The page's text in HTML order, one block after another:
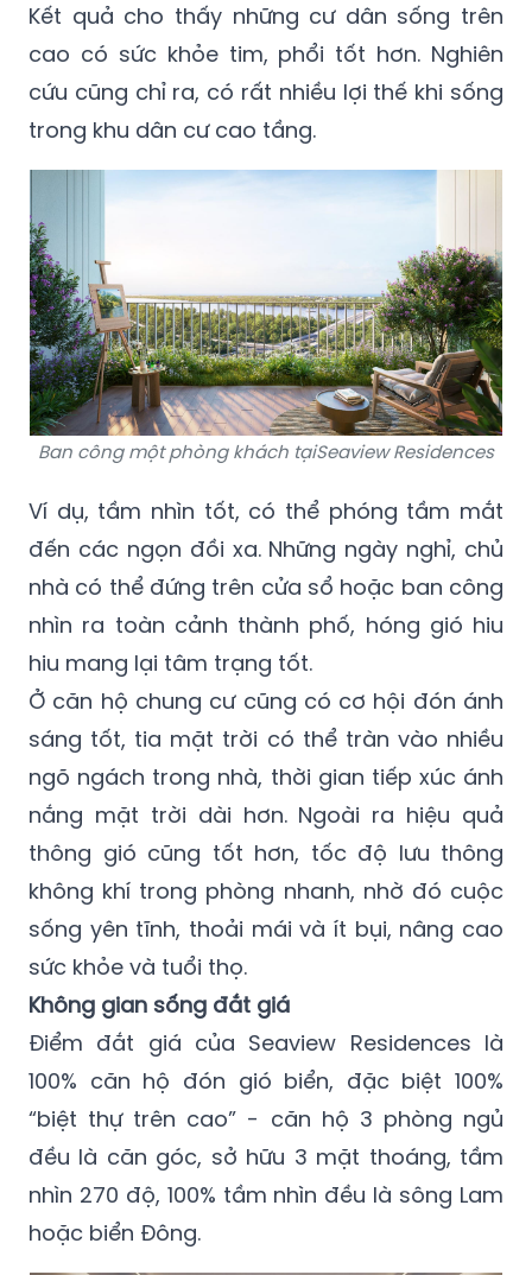
Kết quả cho thấy những cư dân sống trên
cao có sức khỏe tim, phổi tốt hơn. Nghiên
cứu cũng chỉ ra, có rất nhiều lợi thế khi sống
trong khu dân cư cao tầng.
Ban công một phòng khách tạiSeaview Residences
Ví dụ, tầm nhìn tốt, có thể phóng tầm mắt
đến các ngọn đồi xa. Những ngày nghỉ, chủ
nhà có thể đứng trên cửa sổ hoặc ban công
nhìn ra toàn cảnh thành phố, hóng gió hiu
hiu mang lại tâm trạng tốt.
Ở căn hộ chung cư cũng có cơ hội đón ánh
sáng tốt, tia mặt trời có thể tràn vào nhiều
ngõ ngách trong nhà, thời gian tiếp xúc ánh
nắng mặt trời dài hơn. Ngoài ra hiệu quả
thông gió cũng tốt hơn, tốc độ lưu thông
không khí trong phòng nhanh, nhờ đó cuộc
sống yên tĩnh, thoải mái và ít bụi, nâng cao
sức khỏe và tuổi thọ.
Không gian sống đắt giá
Điểm đắt giá của Seaview Residences là
100% căn hộ đón gió biển, đặc biệt 100%
“biệt thự trên cao” - căn hộ 3 phòng ngủ
đều là căn góc, sở hữu 3 mặt thoáng, tầm
nhìn 270 độ, 100% tầm nhìn đều là sông Lam
hoặc biển Đông.